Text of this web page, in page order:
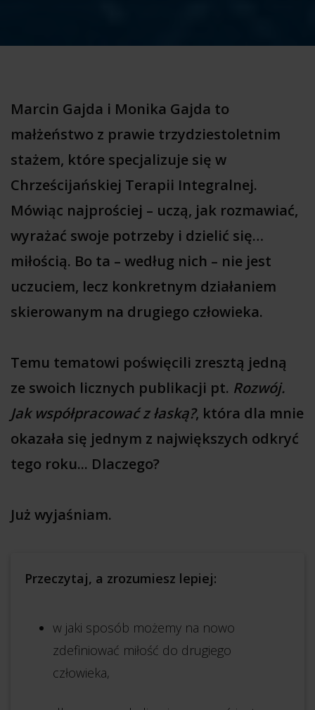
Marcin Gajda i Monika Gajda to
małżeństwo z prawie trzydziestoletnim
stażem, które specjalizuje się w
Chrześcijańskiej Terapii Integralnej.
Mówiąc najprościej – uczą, jak rozmawiać,
wyrażać swoje potrzeby i dzielić się…
miłością. Bo ta – według nich – nie jest
uczuciem, lecz konkretnym działaniem
skierowanym na drugiego człowieka.
Temu tematowi poświęcili zresztą jedną
ze swoich licznych publikacji pt. Rozwój.
Jak współpracować z łaską?, która dla mnie
okazała się jednym z największych odkryć
tego roku... Dlaczego?
Już wyjaśniam.
Przeczytaj, a zrozumiesz lepiej:
w jaki sposób możemy na nowo
zdefiniować miłość do drugiego
człowieka,